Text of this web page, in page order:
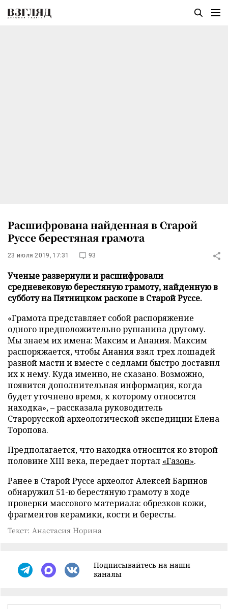
Расшифрована найденная в Старой
Руссе берестяная грамота
23 июля 2019, 17:31 93
Ученые развернули и расшифровали
средневековую берестяную грамоту, найденную в
субботу на Пятницком раскопе в Старой Руссе.
«Грамота представляет собой распоряжение
одного предположительно рушанина другому.
Мы знаем их имена: Максим и Анания. Максим
распоряжается, чтобы Анания взял трех лошадей
разной масти и вместе с седлами быстро доставил
их к нему. Куда именно, не сказано. Возможно,
появится дополнительная информация, когда
будет уточнено время, к которому относится
находка», – рассказала руководитель
Старорусской археологической экспедиции Елена
Торопова.
Предполагается, что находка относится ко второй
половине XIII века, передает портал «Газон».
Ранее в Старой Руссе археолог Алексей Баринов
обнаружил 51-ю берестяную грамоту в ходе
проверки массового материала: обрезков кожи,
фрагментов керамики, кости и бересты.
Текст: Анастасия Норина
Подписывайтесь на наши
каналы